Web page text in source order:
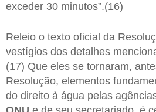
exceder 30 minutos”.(16)
Releio o texto oficial da
vestígios dos detalhes
(17) Que eles se tornaram,
Resolução, elementos
do direito à água pelas